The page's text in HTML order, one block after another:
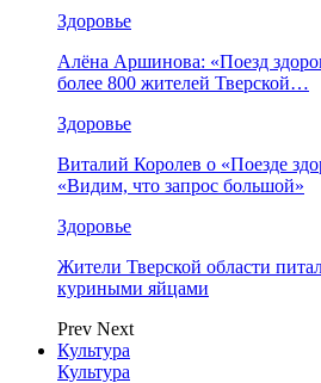
Здоровье
Алёна Аршинова: «Поезд
более 800 жителей Тверской…
Здоровье
Виталий Королев о «Поезде
«Видим, что запрос большой»
Здоровье
Жители Тверской области
куриными яйцами
Prev Next
Культура
Культура